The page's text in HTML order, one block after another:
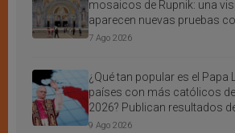
mosaicos de Rupnik: una
aparecen nuevas pruebas
7 Ago 2026
¿Qué tan popular es el Papa
países con más católicos
2026? Publican resultados
9 Ago 2026